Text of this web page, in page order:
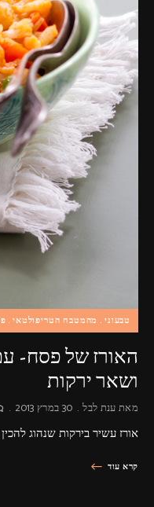
פרסומות,
מדיה
דיגיטלית
ועוד.
טבעוני מהמטבח הטריפולטאי
האורז של פסח-
ושאר ירקות
מאתענת לבל 30 במרץ 2013
אורז עשיר בירקות שנהוג
קרא עוד